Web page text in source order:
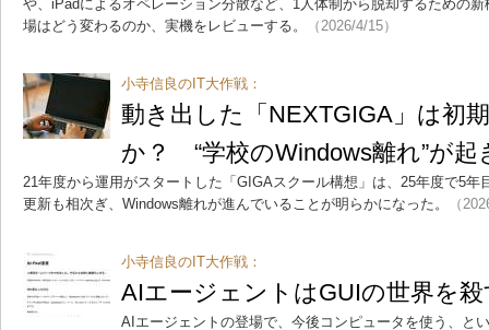
や、iPadによるオペレーション分散など、1人体制から脱却するための
場はどう変わるのか、実機をレビューする。
（2026/4/15）
小寺信良のIT大作戦：
動き出した「NEXTGIGA」は初
か？ “学校のWindows離れ”が起
21年度から運用がスタートした「GIGAスクール構想」は、25年度で5年
更新も相次ぎ、Windows離れが進んでいることが明らかになった。
（
小寺信良のIT大作戦：
AIエージェントはGUIの世界を
AIエージェントの登場で、今後コンピュータを使う、と